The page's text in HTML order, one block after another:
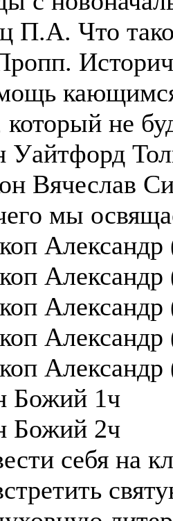
П.А. Что
который не
Вячеслав
мы
Божий 1ч
Божий 2ч
себя на